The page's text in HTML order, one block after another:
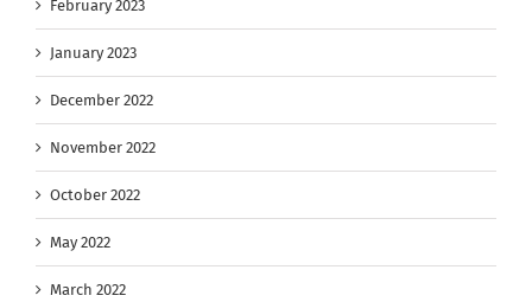
February 2023
January 2023
December 2022
November 2022
October 2022
May 2022
March 2022